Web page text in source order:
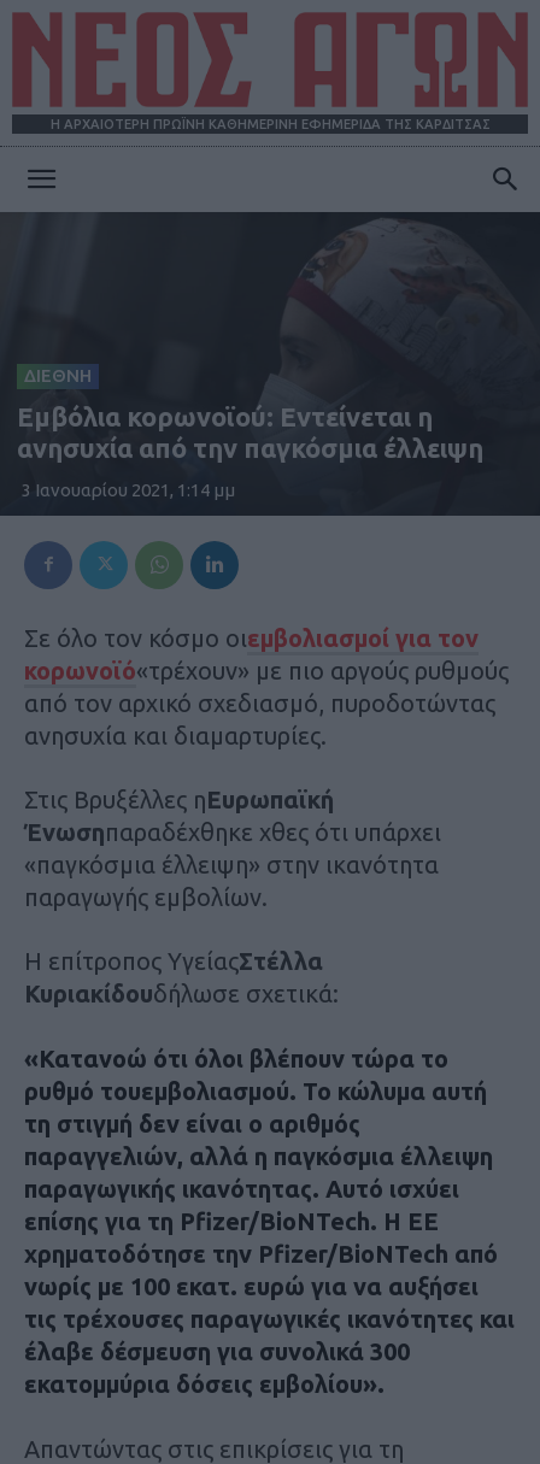
Η ΑΡΧΑΙΟΤΕΡΗ ΠΡΩΪΝΗ ΚΑΘΗΜΕΡΙΝΗ ΕΦΗΜΕΡΙΔΑ ΤΗΣ ΚΑΡΔΙΤΣΑΣ
ΔΙΕΘΝΗ
Εμβόλια κορωνοϊού: Εντείνεται η
ανησυχία από την παγκόσμια έλλειψη
3 Ιανουαρίου 2021, 1:14 μμ
Σε όλο τον κόσμο οιεμβολιασμοί για τον
κορωνοϊό«τρέχουν» με πιο αργούς ρυθμούς
από τον αρχικό σχεδιασμό, πυροδοτώντας
ανησυχία και διαμαρτυρίες.
Στις Βρυξέλλες ηΕυρωπαϊκή
Ένωσηπαραδέχθηκε χθες ότι υπάρχει
«παγκόσμια έλλειψη» στην ικανότητα
παραγωγής εμβολίων.
H επίτροπος ΥγείαςΣτέλλα
Κυριακίδουδήλωσε σχετικά:
«Κατανοώ ότι όλοι βλέπουν τώρα το
ρυθμό τουεμβολιασμού. To κώλυμα αυτή
τη στιγμή δεν είναι ο αριθμός
παραγγελιών, αλλά η παγκόσμια έλλειψη
παραγωγικής ικανότητας. Αυτό ισχύει
επίσης για τη Pfizer/BioNTech. Η ΕΕ
χρηματοδότησε την Pfizer/BioNTech από
νωρίς με 100 εκατ. ευρώ για να αυξήσει
τις τρέχουσες παραγωγικές ικανότητες και
έλαβε δέσμευση για συνολικά 300
εκατομμύρια δόσεις εμβολίου».
Απαντώντας στις επικρίσεις για τη